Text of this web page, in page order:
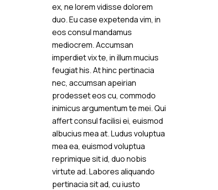
ex, ne lorem vidisse dolorem
duo. Eu case expetenda vim, in
eos consul mandamus
mediocrem. Accumsan
imperdiet vix te, in illum mucius
feugiat his. At hinc pertinacia
nec, accumsan apeirian
prodesset eos cu, commodo
inimicus argumentum te mei. Qui
affert consul facilisi ei, euismod
albucius mea at. Ludus voluptua
mea ea, euismod voluptua
reprimique sit id, duo nobis
virtute ad. Labores aliquando
pertinacia sit ad, cu iusto